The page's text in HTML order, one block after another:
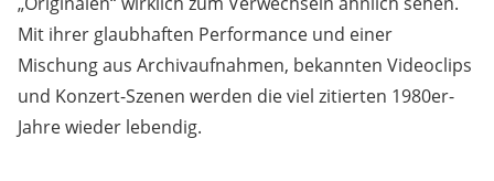
Mit ihrer glaubhaften Performance und einer
Mischung aus Archivaufnahmen, bekannten Videoclips
und Konzert-Szenen werden die viel zitierten 1980er-
Jahre wieder lebendig.